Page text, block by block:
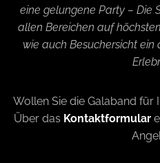
eine gelungene Party – Die
allen Bereichen auf
wie auch Besuchersicht
Wollen Sie die Galaband für
Über das Kontaktformular